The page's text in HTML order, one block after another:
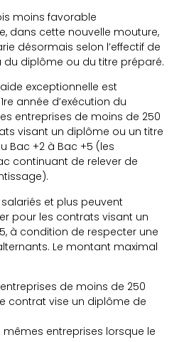
moins favorable
dans cette nouvelle mouture,
désormais selon l’effectif de
du diplôme ou du titre préparé.
exceptionnelle est
année d’exécution du
entreprises de moins de 250
visant un diplôme ou un titre
Bac +2 à Bac +5 (les
continuant de relever de
et plus peuvent
pour les contrats visant un
à condition de respecter une
Le montant maximal
de moins de 250
contrat vise un diplôme de
entreprises lorsque le